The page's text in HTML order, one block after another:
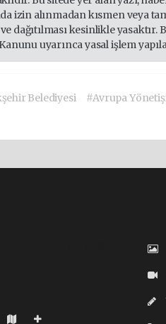
izin alınmadan kısmen veya
dağıtılması kesinlikle
uyarınca yasal işlem
Belediyesi #Avrupa